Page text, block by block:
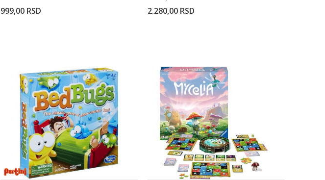
999,00 RSD 2.280,00 RSD